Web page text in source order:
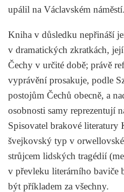
upálil na Václavském náměstí.
Kniha v důsledku nepřináší
v dramatických zkratkách,
Čechy v určité době; právě
vyprávění prosakuje, podle
postojům Čechů obecně, a
osobnosti samy reprezentují
Spisovatel brakové literatury
švejkovský typ v
strůjcem lidských tragédií
v převleku literárního baviče
být příkladem za všechny.